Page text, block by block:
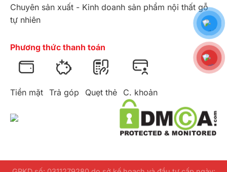
Chuyên sản xuất - Kinh doanh sản phẩm nội thất gỗ
tự nhiên
Phương thức thanh toán
Tiền mặt Trả góp Quẹt thẻ C. khoản